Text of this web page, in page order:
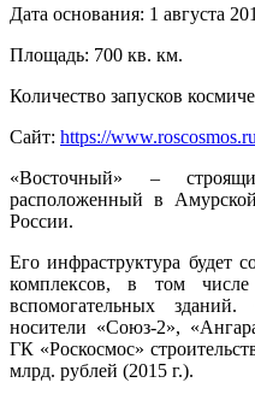
Дата основания: 1 августа
Площадь: 700 кв. км.
Количество запусков
Сайт: https://
«Восточный» –
расположенный в
России.
Его инфраструктура будет
комплексов, в том
вспомогательных
носители «Союз-2»,
ГК «Роскосмос»
млрд. рублей (2015 г.).